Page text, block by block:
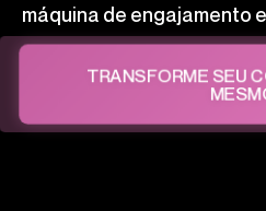
máquina de engajamento
TRANSFORME SEU